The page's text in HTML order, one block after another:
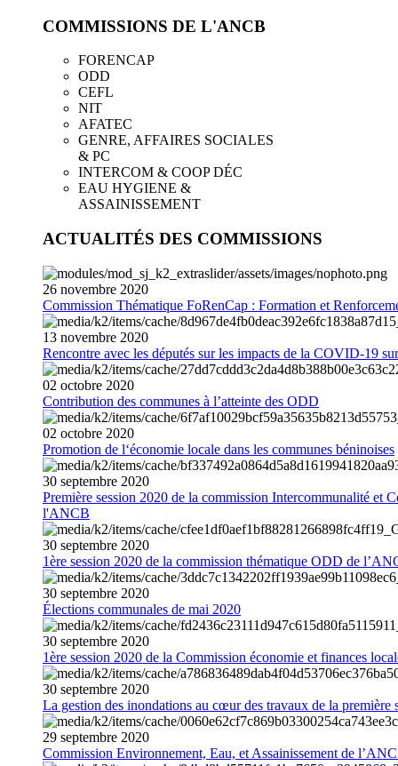
COMMISSIONS DE L'ANCB
FORENCAP
ODD
CEFL
NIT
AFATEC
GENRE, AFFAIRES SOCIALES
& PC
INTERCOM & COOP DÉC
EAU HYGIENE &
ASSAINISSEMENT
ACTUALITÉS DES COMMISSIONS
26 novembre 2020
Commission Thématique FoRenCap : Formation et
13 novembre 2020
Rencontre avec les députés sur les impacts de la COVID-19
02 octobre 2020
Contribution des communes à l’atteinte des ODD
02 octobre 2020
Promotion de l‘économie locale dans les communes béninoises
30 septembre 2020
Première session 2020 de la commission Intercommunalité et
l'ANCB
30 septembre 2020
1ère session 2020 de la commission thématique ODD de
30 septembre 2020
Élections communales de mai 2020
30 septembre 2020
1ère session 2020 de la Commission économie et finances
30 septembre 2020
La gestion des inondations au cœur des travaux de la première
29 septembre 2020
Commission Environnement, Eau, et Assainissement de